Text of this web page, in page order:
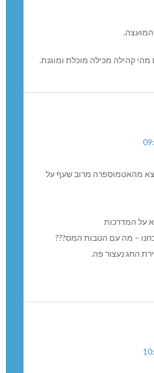
המועצה.
מהי קהילה מכילה מוכלת ומוגנת.
מהאטמוספרה מרוב שעף על
על המדרכות
– מה עם הטבות המס???
החג נעצור פה.